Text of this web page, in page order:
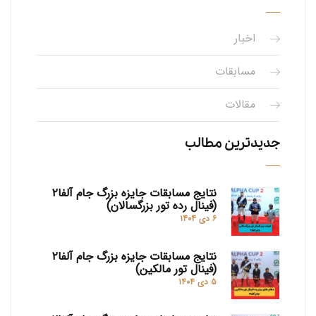
اخبار
مسابقات
مقالات
جدیدترین مطالب
نتایج مسابقات جایزه بزرگ جام آلفا۲
(فینال رده تور بزرگسالان)
۶ دی ۱۴۰۴
نتایج مسابقات جایزه بزرگ جام آلفا۲
(فینال تور مالکین)
۵ دی ۱۴۰۴